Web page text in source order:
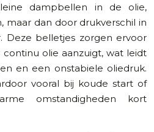
dampbellen in de olie,
maar dan door drukverschil in
Deze belletjes zorgen ervoor
olie aanzuigt, wat leidt
en een onstabiele oliedruk.
vooral bij koude start of
omstandigheden kort